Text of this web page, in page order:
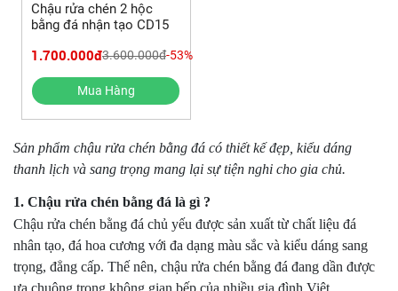
Chậu rửa chén 2 hộc
bằng đá nhận tạo CD15
1.700.000đ3.600.000đ-53%
Mua Hàng
Sản phẩm chậu rửa chén bằng đá có thiết kế đẹp, kiểu dáng
thanh lịch và sang trọng mang lại sự tiện nghi cho gia chủ.
1. Chậu rửa chén bằng đá là gì ?
Chậu rửa chén bằng đá chủ yếu được sản xuất từ chất liệu đá
nhân tạo, đá hoa cương với đa dạng màu sắc và kiểu dáng sang
trọng, đẳng cấp. Thế nên, chậu rửa chén bằng đá đang dần được